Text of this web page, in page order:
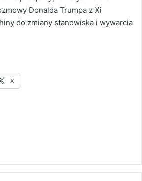
Donalda Trumpa z Xi
do zmiany stanowiska i wywarcia
X